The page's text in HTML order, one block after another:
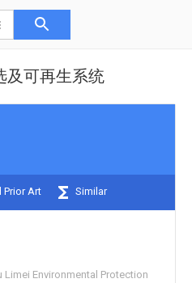
及可再生系统
Prior Art Similar
Limei Environmental Protection